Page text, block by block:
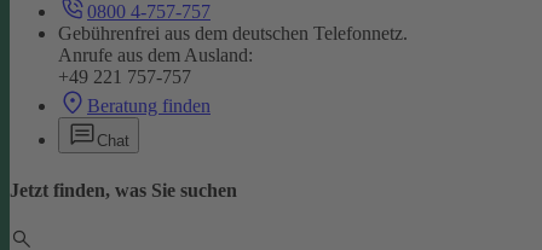
0800 4-757-757
Gebührenfrei aus dem deutschen Telefonnetz.
Anrufe aus dem Ausland:
+49 221 757-757
Beratung finden
Chat
Jetzt finden, was Sie suchen